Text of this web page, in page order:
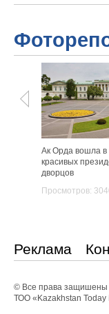
Ак Орда вошла в
красивых
дворцов
Просмотров:
Реклама
© Все права защишены
ТОО «Kazakhstan Today